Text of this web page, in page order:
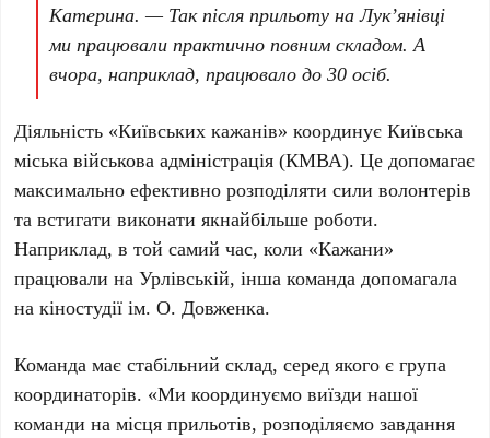
Катерина. — Так після прильоту наЛук’янівці
ми працювали практично повним складом. А
вчора, наприклад, працювало до30 осіб.
Діяльність «Київських кажанів» координуєКиївська
міська військова адміністрація (КМВА). Це допомагає
максимально ефективно розподіляти сили волонтерів
та встигати виконати якнайбільше роботи.
Наприклад, в той самий час, коли «Кажани»
працювали на Урлівській, інша команда допомагала
накіностудії ім. О. Довженка.
Команда має стабільний склад, серед якого є група
координаторів. «Ми координуємо виїзди нашої
команди на місця прильотів, розподіляємо завдання